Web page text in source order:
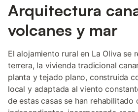
Arquitectura
volcanes y mar
El alojamiento rural en La Oliva se
terrera, la vivienda tradicional
planta y tejado plano, construida
local y adaptada al viento
de estas casas se han rehabilitado